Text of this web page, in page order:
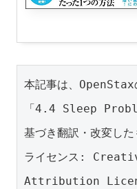
本記事は、
「4.4 Sleep
基づき翻訳・改変した
ライセンス:
Attribution